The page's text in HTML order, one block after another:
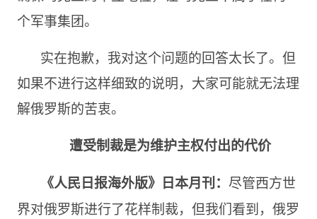
个军事集团。
实在抱歉，我对这个问题的回答太长了。但
如果不进行这样细致的说明，大家可能就无法理
解俄罗斯的苦衷。
遭受制裁是为维护主权付出的代价
《人民日报海外版》日本月刊： 尽管西方世
界对俄罗斯进行了花样制裁，但我们看到，俄罗